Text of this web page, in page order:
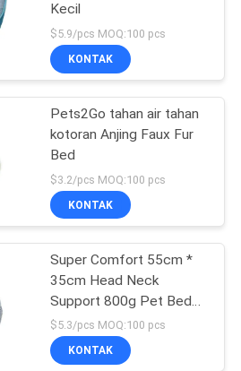
Kecil
$5.9/pcs MOQ:100 pcs
KONTAK
Pets2Go tahan air tahan
kotoran Anjing Faux Fur
Bed
$3.2/pcs MOQ:100 pcs
KONTAK
Super Comfort 55cm *
35cm Head Neck
Support 800g Pet Bed
Mat
$5.3/pcs MOQ:100 pcs
KONTAK